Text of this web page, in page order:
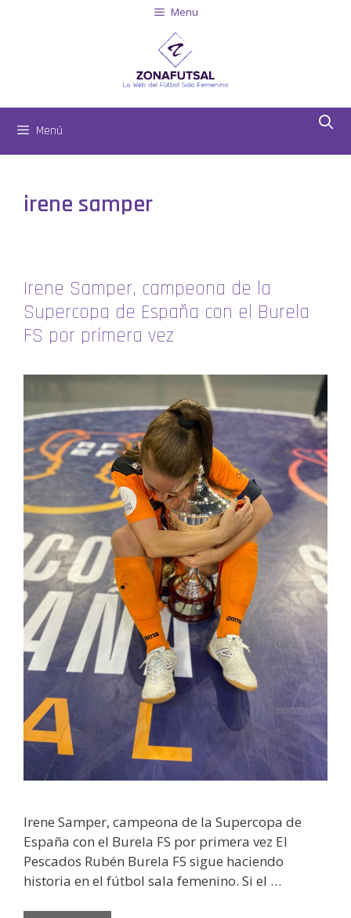
Menu
Menú
irene samper
Irene Samper, campeona de la
Supercopa de España con el Burela
FS por primera vez
Irene Samper, campeona de la Supercopa de
España con el Burela FS por primera vez El
Pescados Rubén Burela FS sigue haciendo
historia en el fútbol sala femenino. Si el …